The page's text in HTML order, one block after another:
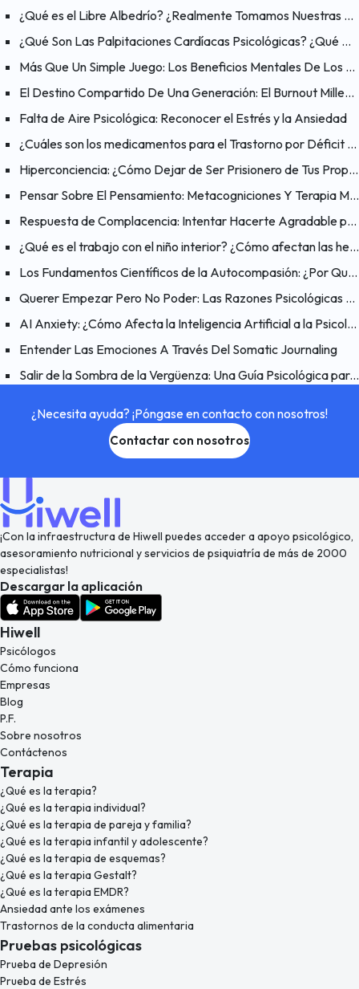
¿Qué es el Libre Albedrío? ¿Realmente Tomamos Nuestras Propias Decisiones?
¿Qué Son Las Palpitaciones Cardíacas Psicológicas? ¿Qué Ayuda A Aliviar Las Palpitaciones?
Más Que Un Simple Juego: Los Beneficios Mentales De Los Videojuegos
El Destino Compartido De Una Generación: El Burnout Millennial
Falta de Aire Psicológica: Reconocer el Estrés y la Ansiedad
¿Cuáles son los medicamentos para el Trastorno por Déficit de Atención e Hiperactividad (TDAH)?
Hiperconciencia: ¿Cómo Dejar de Ser Prisionero de Tus Propios Pensamientos?
Pensar Sobre El Pensamiento: Metacogniciones Y Terapia Metacognitiva
Respuesta de Complacencia: Intentar Hacerte Agradable para Reducir el Peligro
¿Qué es el trabajo con el niño interior? ¿Cómo afectan las heridas del pasado al presente?
Los Fundamentos Científicos de la Autocompasión: ¿Por Qué Funciona la Autocompasión?
Querer Empezar Pero No Poder: Las Razones Psicológicas Detrás del Problema de “Quiero Hacerlo Pero No Puedo”
AI Anxiety: ¿Cómo Afecta la Inteligencia Artificial a la Psicología Humana?
Entender Las Emociones A Través Del Somatic Journaling
Salir de la Sombra de la Vergüenza: Una Guía Psicológica para Hacer las Paces Contigo Mismo
¿Necesita ayuda? ¡Póngase en contacto con nosotros!
Contactar con nosotros
¡Con la infraestructura de Hiwell puedes acceder a apoyo psicológico,
asesoramiento nutricional y servicios de psiquiatría de más de 2000
especialistas!
Descargar la aplicación
Hiwell
Psicólogos
Cómo funciona
Empresas
Blog
P.F.
Sobre nosotros
Contáctenos
Terapia
¿Qué es la terapia?
¿Qué es la terapia individual?
¿Qué es la terapia de pareja y familia?
¿Qué es la terapia infantil y adolescente?
¿Qué es la terapia de esquemas?
¿Qué es la terapia Gestalt?
¿Qué es la terapia EMDR?
Ansiedad ante los exámenes
Trastornos de la conducta alimentaria
Pruebas psicológicas
Prueba de Depresión
Prueba de Estrés